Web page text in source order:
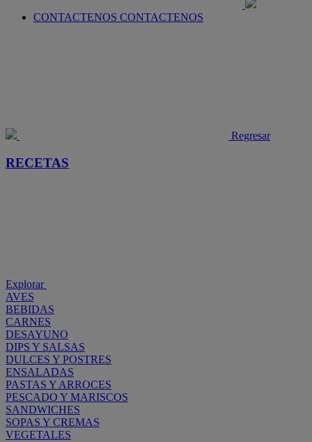
CONTACTENOS CONTACTENOS
Regresar
RECETAS
Explorar
AVES
BEBIDAS
CARNES
DESAYUNO
DIPS Y SALSAS
DULCES Y POSTRES
ENSALADAS
PASTAS Y ARROCES
PESCADO Y MARISCOS
SANDWICHES
SOPAS Y CREMAS
VEGETALES